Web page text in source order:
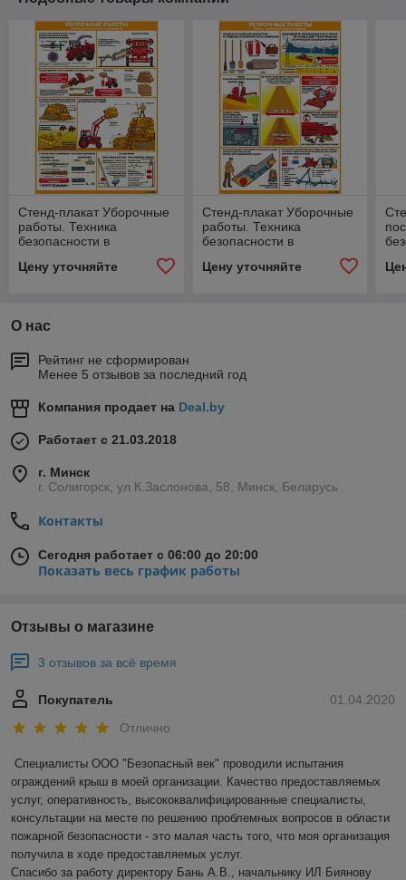
Стенд-плакат Уборочные
работы. Техника
безопасности в
Цену уточняйте
Стенд-плакат Уборочные
работы. Техника
безопасности в
Цену уточняйте
О нас
Рейтинг не сформирован
Менее 5 отзывов за последний год
Компания продает на Deal.by
Работает с 21.03.2018
г. Минск
г. Солигорск, ул.К.Заслонова, 58, Минск, Беларусь
Контакты
Сегодня работает с 06:00 до 20:00
Показать весь график работы
Отзывы о магазине
3 отзывов за всё время
01.04.2020
Покупатель
Отлично
Специалисты ООО "Безопасный век" проводили испытания
ограждений крыш в моей организации. Качество предоставляемых
услуг, оперативность, высококвалифицированные специалисты,
консультации на месте по решению проблемных вопросов в области
пожарной безопасности - это малая часть того, что моя организация
получила в ходе предоставляемых услуг.
Спасибо за работу директору Бань А.В., начальнику ИЛ Биянову